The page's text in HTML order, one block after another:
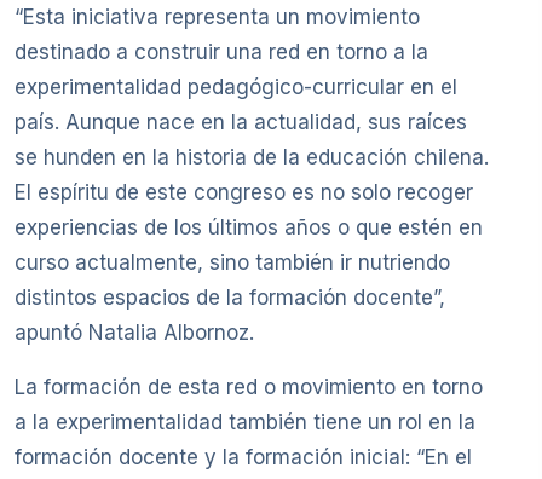
“Esta iniciativa representa un movimiento
destinado a construir una red en torno a la
experimentalidad pedagógico-curricular en el
país. Aunque nace en la actualidad, sus raíces
se hunden en la historia de la educación chilena.
El espíritu de este congreso es no solo recoger
experiencias de los últimos años o que estén en
curso actualmente, sino también ir nutriendo
distintos espacios de la formación docente”,
apuntó Natalia Albornoz.
La formación de esta red o movimiento en torno
a la experimentalidad también tiene un rol en la
formación docente y la formación inicial: “En el